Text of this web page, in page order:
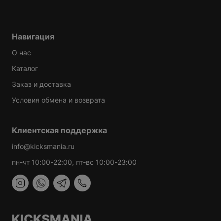
Навигация
О нас
Каталог
Заказ и доставка
Условия обмена и возврата
Клиентская поддержка
info@kicksmania.ru
пн-чт 10:00-22:00, пт-вс 10:00-23:00